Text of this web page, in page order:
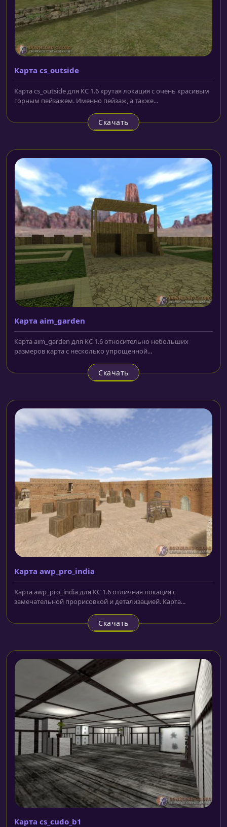
Карта cs_outside
Карта cs_outside для КС 1.6 крутая локация с очень красивым
горным пейзажем. Именно пейзаж, а также...
Скачать
Карта aim_garden
Карта aim_garden для КС 1.6 относительно небольших
размеров карта с несколько упрощенной...
Скачать
Карта awp_pro_india
Карта awp_pro_india для КС 1.6 отличная локация с
замечательной прорисовкой и детализацией. Карта...
Скачать
Карта cs_cudo_b1